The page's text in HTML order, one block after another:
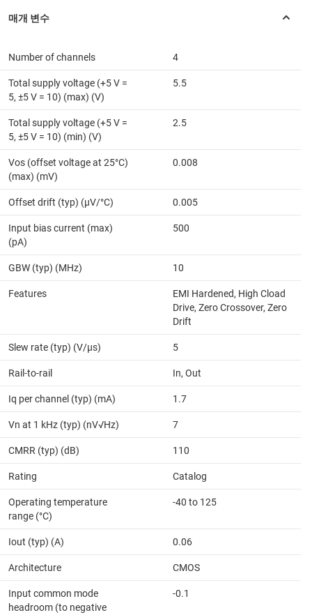
Number of channels 4
Total supply voltage (+5 V =
5, ±5 V = 10) (max) (V)
5.5
Total supply voltage (+5 V =
5, ±5 V = 10) (min) (V)
2.5
Vos (offset voltage at 25°C)
(max) (mV)
0.008
Offset drift (typ) (µV/°C) 0.005
Input bias current (max)
(pA)
500
GBW (typ) (MHz) 10
Features
EMI Hardened, High Cload
Drive, Zero Crossover, Zero
Drift
Slew rate (typ) (V/µs) 5
Rail-to-rail In, Out
Iq per channel (typ) (mA) 1.7
Vn at 1 kHz (typ) (nV√Hz) 7
CMRR (typ) (dB) 110
Rating Catalog
Operating temperature
range (°C)
-40 to 125
Iout (typ) (A) 0.06
Architecture CMOS
Input common mode
headroom (to negative
-0.1